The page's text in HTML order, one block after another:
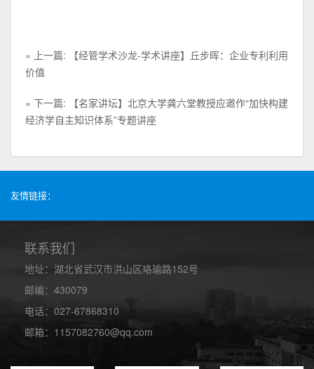
« 上一篇: 【经管学术沙龙-学术讲座】丘步晖：企业专利利用
价值
» 下一篇: 【名家讲坛】北京大学龚六堂教授应邀作“加快构建
经济学自主知识体系”专题讲座
友情链接：
联系我们
地址：湖北省武汉市洪山区珞瑜路152号
邮编：430079
电话：027-67868310
邮箱：1157082760@qq.com